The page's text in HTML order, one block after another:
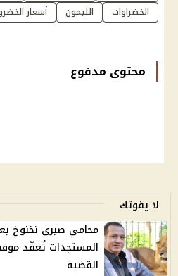
الخضراوات
الليمون أسعار
محتوى مدفوع
لا يفوتك
محامي صبري نخنوخ
المستجدات تُعقّد
القضية